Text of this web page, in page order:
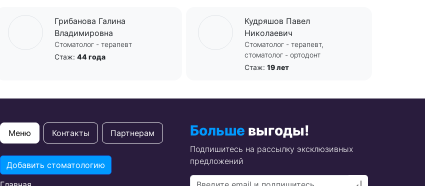
Грибанова Галина
Владимировна
Стоматолог - терапевт
Стаж: 44 года
Кудряшов Павел
Николаевич
Стоматолог - терапевт,
стоматолог - ортодонт
Стаж: 19 лет
Меню Контакты Партнерам
Добавить стоматологию
Больше выгоды!
Подпишитесь на рассылку эксклюзивных
предложений